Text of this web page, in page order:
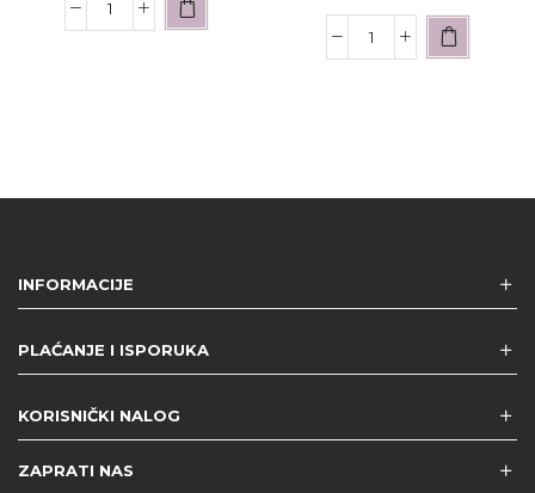
INFORMACIJE
PLAĆANJE I ISPORUKA
KORISNIČKI NALOG
ZAPRATI NAS